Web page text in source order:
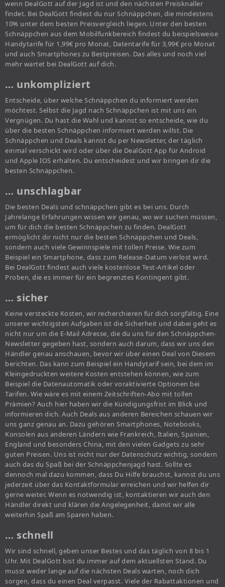
wenn DealGott auf der Jagd ist und den nächsten Preisknaller
findet. Bei DealGott findest du nur Schnäppchen, die mindestens
10% unter dem besten Preisvergleich liegen. Unter den besten
Schnäppchen aus dem Mobilfunkbereich findest du beispielsweise
Handytarife für 1,99€ pro Monat, Datentarife für 3,99€ pro Monat
und auch Smartphones zu Bestpreisen. Das alles und noch viel
mehr wartet bei DealGott auf dich.
… unkompliziert
Entscheide, über welche Schnäppchen du informiert werden
möchtest. Selbst die Jagd nach Schnäppchen ist mit uns ein
Vergnügen. Du hast die Wahl und kannst so entscheide, wie du
über die besten Schnäppchen informiert werden willst. Die
Schnäppchen und Deals kannst du per Newsletter, der täglich
einmal verschickt wird oder über die DealGott App für Android
und Apple IOS erhalten. Du entscheidest und wir bringen dir die
besten Schnäppchen.
… unschlagbar
Die besten Deals und schnäppchen gibt es bei uns. Durch
Jahrelange Erfahrungen wissen wir genau, wo wir suchen müssen,
um für dich die besten Schnäppchen zu finden. DealGott
ermöglicht dir nicht nur die besten Schnäppchen und Deals,
sondern auch viele Gewinnspiele mit tollen Preise. Wie zum
Beispiel ein Smartphone, dass zum Release-Datum verlost wird.
Bei DealGott findest auch viele kostenlose Test-Artikel oder
Proben, die es immer für ein begrenztes Kontingent gibt.
… sicher
Keine versteckte Kosten, wir recherchieren für dich sorgfältig. Eine
unserer wichtigsten Aufgaben ist die Sicherheit und dabei geht es
nicht nur um die E-Mail Adresse, die du uns für den Schnäppchen-
Newsletter gegeben hast, sondern auch darum, dass wir uns den
Händler genau anschauen, bevor wir über einen Deal von Diesem
berichten. Das kann zum Beispiel ein Handytarif sein, bei dem im
Kleingedruckten weitere Kosten entstehen können, wie zum
Beispiel die Datenautomatik oder voraktivierte Optionen bei
Tarifen. Wie wäre es mit einem Zeitschriften-Abo mit tollen
Prämien? Auch hier haben wir die Kündigungsfrist im Blick und
informieren dich. Auch Deals aus anderen Bereichen schauen wir
uns ganz genau an. Dazu gehören Smartphones, Notebooks,
Konsolen aus anderen Ländern wie Frankreich, Italien, Spanien,
England und besonders China, mit den vielen Gadgets zu sehr
guten Preisen. Uns ist nicht nur der Datenschutz wichtig, sondern
auch das du Spaß bei der Schnäppchenjagd hast. Sollte es
dennoch mal dazu kommen, dass Du Hilfe brauchst, kannst du uns
jederzeit über das Kontaktformular erreichen und wir helfen dir
gerne weiter. Wenn es notwendig ist, kontaktieren wir auch den
Händler direkt und klären die Angelegenheit, damit wir alle
weiterhin Spaß am Sparen haben.
… schnell
Wir sind schnell, geben unser Bestes und das täglich von 8 bis 1
Uhr. Mit DealGott bist du immer auf dem aktuellsten Stand. Du
musst weder lange auf die nächsten Deals warten, noch dich
sorgen, dass du einen Deal verpasst. Viele der Rabattaktionen und